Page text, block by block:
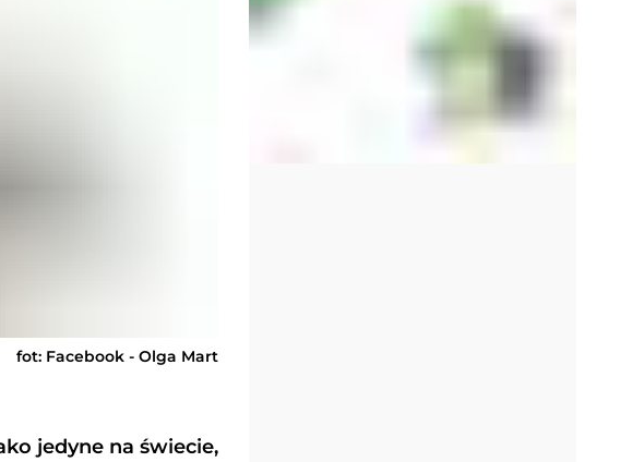
fot: Facebook - Olga Mart
jedyne na świecie,